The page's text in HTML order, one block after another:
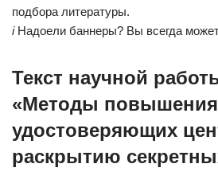
подбора литературы.
iНадоели баннеры? Вы всегда
Текст научной
«Методы повышения
удостоверяющих
раскрытию